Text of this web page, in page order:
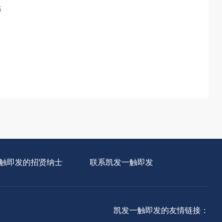
即发的招贤纳士 联系凯发一触即发
凯发一触即发的友情链接：